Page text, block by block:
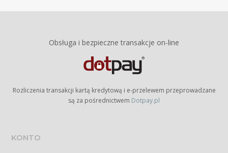
Obsługa i bezpieczne transakcje on-line
Rozliczenia transakcji kartą kredytową i e-przelewem przeprowadzane
są za pośrednictwem Dotpay.pl
KONTO